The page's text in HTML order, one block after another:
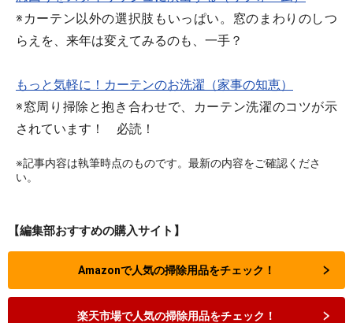
※カーテン以外の選択肢もいっぱい。窓のまわりのしつ
らえを、来年は変えてみるのも、一手？
もっと気軽に！カーテンのお洗濯（家事の知恵）
※窓周り掃除と抱き合わせで、カーテン洗濯のコツが示
されています！ 必読！
※記事内容は執筆時点のものです。最新の内容をご確認くださ
い。
【編集部おすすめの購入サイト】
Amazonで人気の掃除用品をチェック！
楽天市場で人気の掃除用品をチェック！